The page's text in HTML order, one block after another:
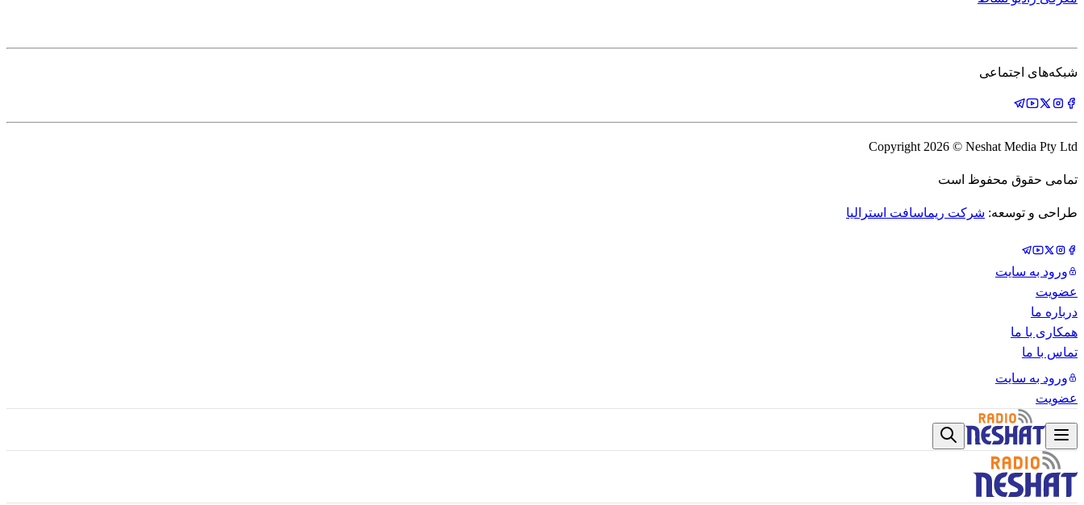
شبکه‌های اجتماعی
Copyright 2026 © Neshat Media Pty Ltd
تمامی حقوق محفوظ است
طراحی و توسعه: شرکت ریماسافت استرالیا
ورود به سایت
عضویت
درباره ما
همکاری با ما
تماس با ما
ورود به سایت
عضویت